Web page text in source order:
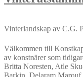
Vinterlandskap av C.G.
Välkommen till
av konstnärer som
Britta Noresten, Atle